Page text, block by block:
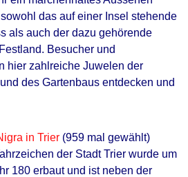
das auf einer Insel stehende
als auch der dazu gehörende
Besucher und
hier zahlreiche Juwelen der
des Gartenbaus entdecken und
in Trier (959 mal gewählt)
der Stadt Trier wurde um
180 erbaut und ist neben der